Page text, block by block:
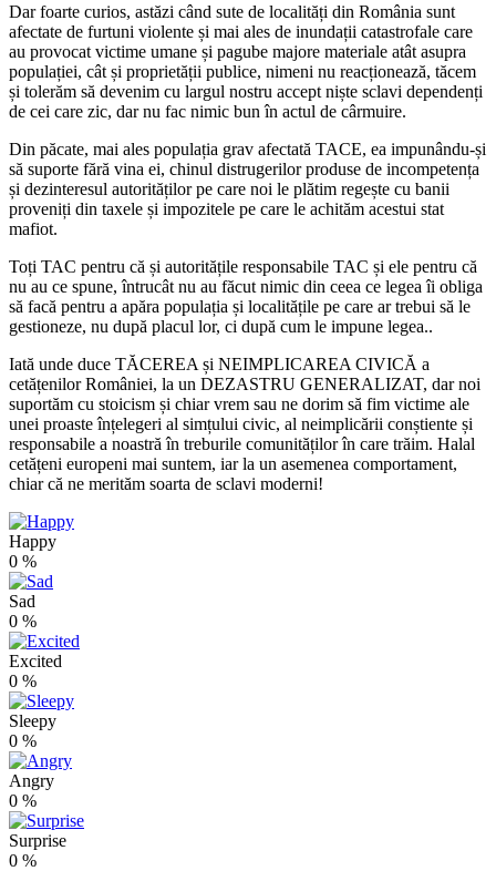
Dar foarte curios, astăzi când sute de localități din România sunt
afectate de furtuni violente și mai ales de inundații catastrofale care
au provocat victime umane și pagube majore materiale atât asupra
populației, cât și proprietății publice, nimeni nu reacționează, tăcem
și tolerăm să devenim cu largul nostru accept niște sclavi dependenți
de cei care zic, dar nu fac nimic bun în actul de cârmuire.
Din păcate, mai ales populația grav afectată TACE, ea impunându-și
să suporte fără vina ei, chinul distrugerilor produse de incompetența
și dezinteresul autorităților pe care noi le plătim regește cu banii
proveniți din taxele și impozitele pe care le achităm acestui stat
mafiot.
Toți TAC pentru că și autoritățile responsabile TAC și ele pentru că
nu au ce spune, întrucât nu au făcut nimic din ceea ce legea îi obliga
să facă pentru a apăra populația și localitățile pe care ar trebui să le
gestioneze, nu după placul lor, ci după cum le impune legea..
Iată unde duce TĂCEREA și NEIMPLICAREA CIVICĂ a
cetățenilor României, la un DEZASTRU GENERALIZAT, dar noi
suportăm cu stoicism și chiar vrem sau ne dorim să fim victime ale
unei proaste înțelegeri al simțului civic, al neimplicării conștiente și
responsabile a noastră în treburile comunităților în care trăim. Halal
cetățeni europeni mai suntem, iar la un asemenea comportament,
chiar că ne merităm soarta de sclavi moderni!
Happy
0 %
Sad
0 %
Excited
0 %
Sleepy
0 %
Angry
0 %
Surprise
0 %